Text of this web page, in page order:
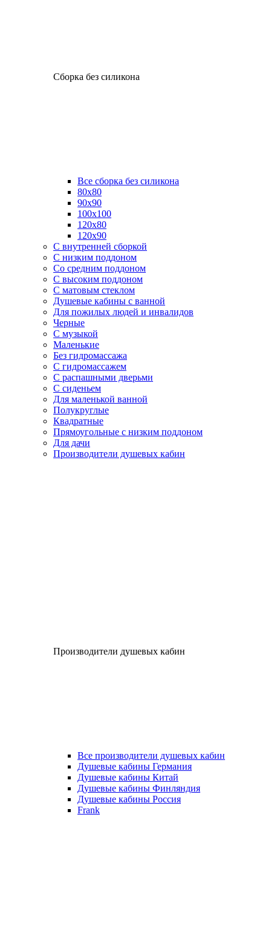
Сборка без силикона
Все сборка без силикона
80х80
90х90
100х100
120х80
120х90
С внутренней сборкой
C низким поддоном
Со средним поддоном
С высоким поддоном
С матовым стеклом
Душевые кабины с ванной
Для пожилых людей и инвалидов
Черные
С музыкой
Маленькие
Без гидромассажа
С гидромассажем
С распашными дверьми
С сиденьем
Для маленькой ванной
Полукруглые
Квадратные
Прямоугольные с низким поддоном
Для дачи
Производители душевых кабин
Производители душевых кабин
Все производители душевых кабин
Душевые кабины Германия
Душевые кабины Китай
Душевые кабины Финляндия
Душевые кабины Россия
Frank